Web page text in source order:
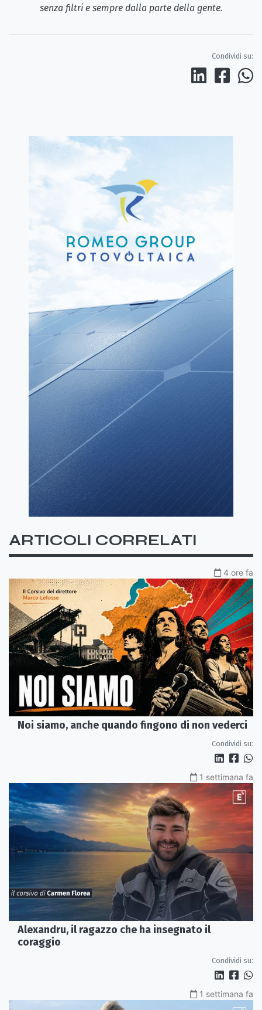
senza filtri e sempre dalla parte della gente.
Condividi su:
ARTICOLI CORRELATI
4 ore fa
Noi siamo, anche quando fingono di non vederci
Condividi su:
1 settimana fa
Alexandru, il ragazzo che ha insegnato il
coraggio
Condividi su:
1 settimana fa